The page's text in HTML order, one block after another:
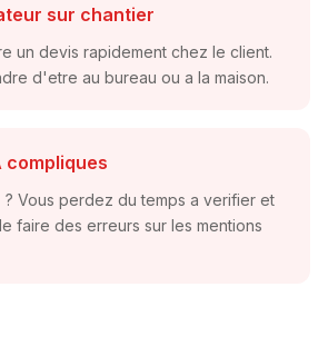
sur chantier
un devis rapidement chez le client.
d'etre au bureau ou a la maison.
compliques
? Vous perdez du temps a verifier et
faire des erreurs sur les mentions